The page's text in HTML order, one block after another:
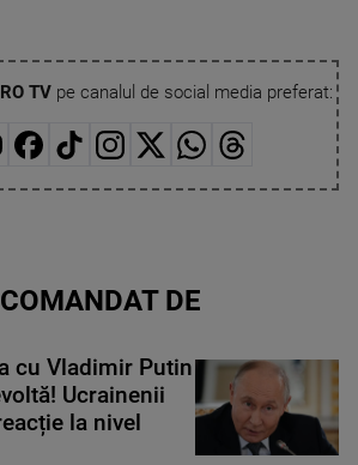
TVpe canalul de social media preferat:
DE
cu Vladimir Putin
Ucrainenii
la nivel